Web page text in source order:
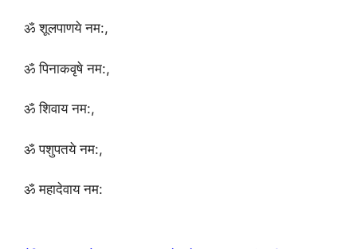
ॐ शूलपाणये नम:,
ॐ पिनाकवृषे नम:,
ॐ शिवाय नम:,
ॐ पशुपतये नम:,
ॐ महादेवाय नम: